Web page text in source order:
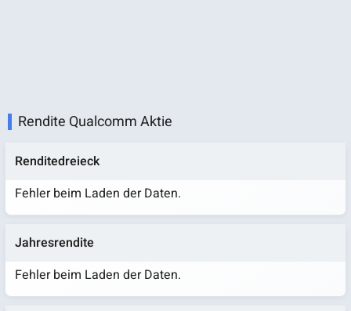
Rendite Qualcomm Aktie
Renditedreieck
Fehler beim Laden der Daten.
Jahresrendite
Fehler beim Laden der Daten.